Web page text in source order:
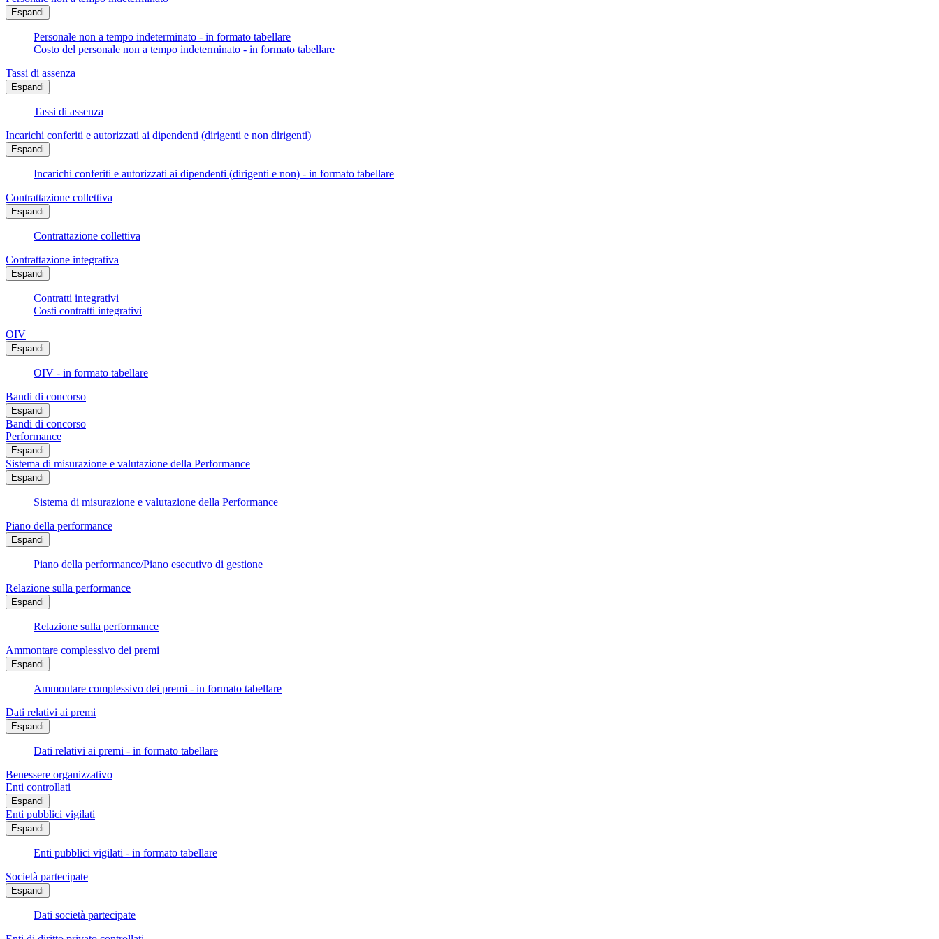
Espandi
Personale non a tempo indeterminato - in formato tabellare
Costo del personale non a tempo indeterminato - in formato tabellare
Tassi di assenza
Espandi
Tassi di assenza
Incarichi conferiti e autorizzati ai dipendenti (dirigenti e non dirigenti)
Espandi
Incarichi conferiti e autorizzati ai dipendenti (dirigenti e non) - in formato tabellare
Contrattazione collettiva
Espandi
Contrattazione collettiva
Contrattazione integrativa
Espandi
Contratti integrativi
Costi contratti integrativi
OIV
Espandi
OIV - in formato tabellare
Bandi di concorso
Espandi
Bandi di concorso
Performance
Espandi
Sistema di misurazione e valutazione della Performance
Espandi
Sistema di misurazione e valutazione della Performance
Piano della performance
Espandi
Piano della performance/Piano esecutivo di gestione
Relazione sulla performance
Espandi
Relazione sulla performance
Ammontare complessivo dei premi
Espandi
Ammontare complessivo dei premi - in formato tabellare
Dati relativi ai premi
Espandi
Dati relativi ai premi - in formato tabellare
Benessere organizzativo
Enti controllati
Espandi
Enti pubblici vigilati
Espandi
Enti pubblici vigilati - in formato tabellare
Società partecipate
Espandi
Dati società partecipate